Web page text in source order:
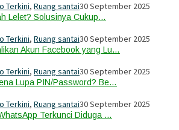
Terkini, Ruang santai30 September 2025
Lelet? Solusinya Cukup…
Terkini, Ruang santai30 September 2025
Akun Facebook yang Lu…
Terkini, Ruang santai30 September 2025
Lupa PIN/Password? Be…
Terkini, Ruang santai30 September 2025
Terkunci Diduga …